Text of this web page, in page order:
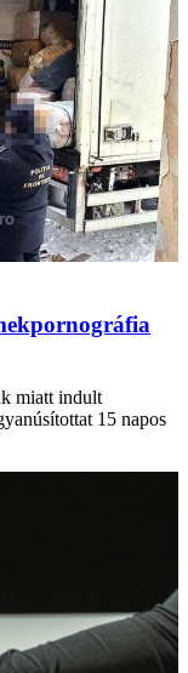
miatt indult
15 napos